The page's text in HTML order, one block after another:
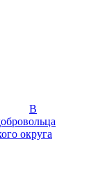
В
округа